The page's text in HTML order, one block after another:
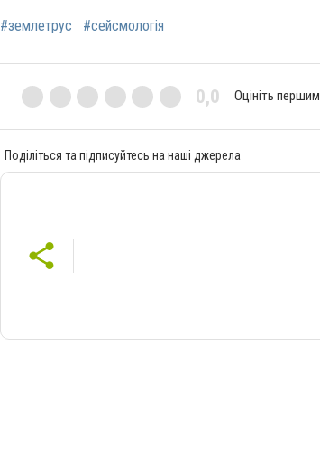
#землетрус #сейсмологія
0,0 Оцініть першим
Поділіться та підписуйтесь на наші джерела